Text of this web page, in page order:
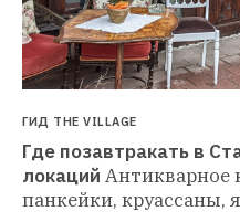
ГИД THE VILLAGE
Где позавтракать в
локаций Антикварное
панкейки, круассаны,